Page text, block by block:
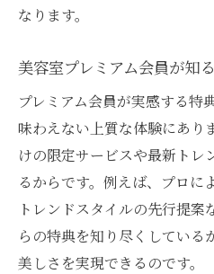
なります。
美容室プレミアム会員が知
プレミアム会員が実感する特
味わえない上質な体験にあり
けの限定サービスや最新トレ
るからです。例えば、プロに
トレンドスタイルの先行提
らの特典を知り尽くしている
美しさを実現できるのです。